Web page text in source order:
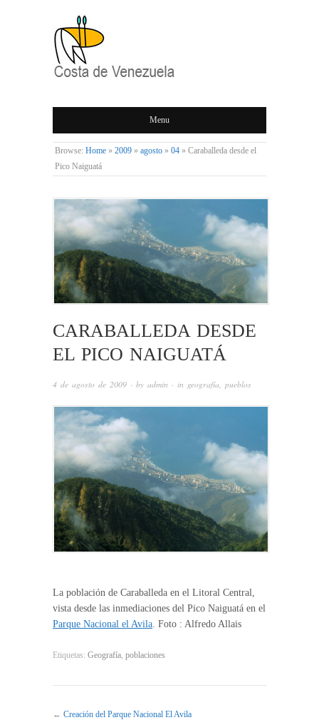
COSTA DE
VENEZUELA
Menu
Browse: Home » 2009 » agosto » 04 » Caraballeda desde el
Pico Naiguatá
CARABALLEDA DESDE
EL PICO NAIGUATÁ
4 de agosto de 2009 · by admin · in geografía, pueblos
La población de Caraballeda en el Litoral Central,
vista desde las inmediaciones del Pico Naiguatá en el
Parque Nacional el Avila . Foto : Alfredo Allais
Etiquetas: Geografía, poblaciones
← Creación del Parque Nacional El Avila